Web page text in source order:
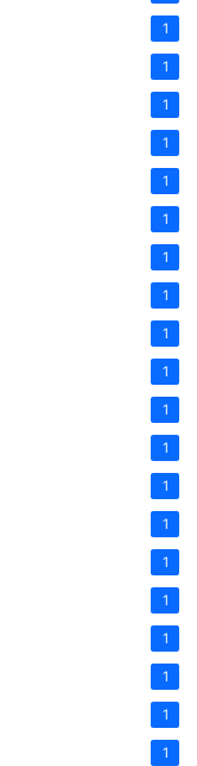
1
1
1
1
1
1
1
1
1
1
1
1
1
1
1
1
1
1
1
1